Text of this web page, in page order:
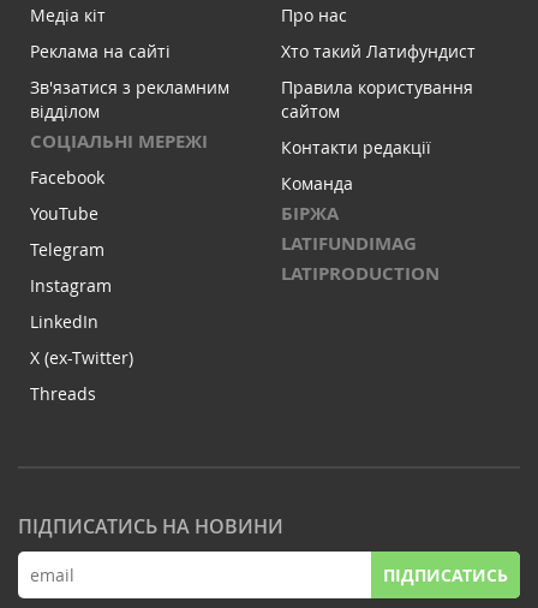
Медіа кіт
Реклама на сайті
Зв'язатися з рекламним
відділом
СОЦІАЛЬНІ МЕРЕЖІ
Facebook
YouTube
Telegram
Instagram
LinkedIn
X (ex-Twitter)
Threads
Про нас
Хто такий Латифундист
Правила користування
сайтом
Контакти редакції
Команда
БІРЖА
LATIFUNDIMAG
LATIPRODUCTION
ПІДПИСАТИСЬ НА НОВИНИ
ПІДПИСАТИСЬ